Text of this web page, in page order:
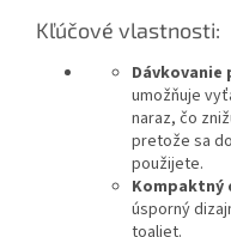
Kľúčové vlastnosti:
umožňuje
naraz, čo
pretože sa
použijete.
Kompaktný
úsporný
toaliet.